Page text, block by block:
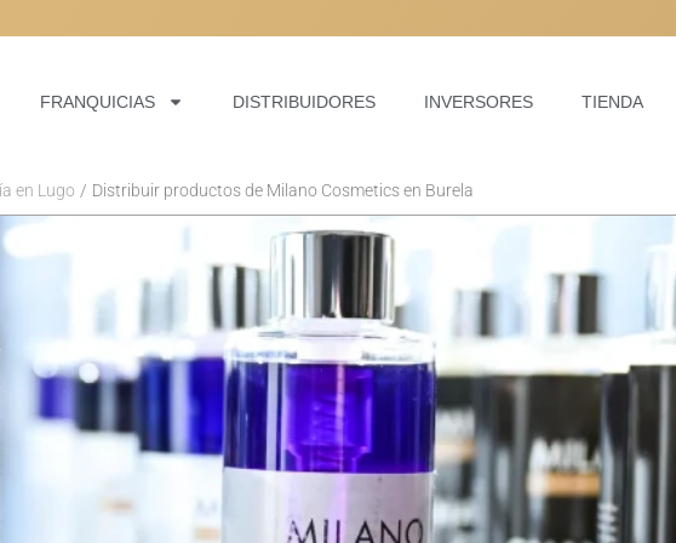
FRANQUICIAS DISTRIBUIDORES INVERSORES TIENDA
en Lugo Distribuir productos de Milano Cosmetics en Burela